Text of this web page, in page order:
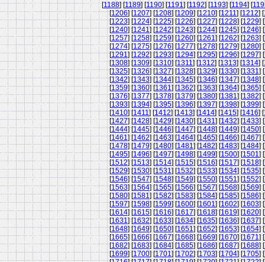
[1188] [1189] [1190] [1191] [1192] [1193] [1194] [
[1206] [1207] [1208] [1209] [1210] [1211] [1212] [
[1223] [1224] [1225] [1226] [1227] [1228] [1229] [
[1240] [1241] [1242] [1243] [1244] [1245] [1246] [
[1257] [1258] [1259] [1260] [1261] [1262] [1263] [
[1274] [1275] [1276] [1277] [1278] [1279] [1280] [
[1291] [1292] [1293] [1294] [1295] [1296] [1297] [
[1308] [1309] [1310] [1311] [1312] [1313] [1314] [
[1325] [1326] [1327] [1328] [1329] [1330] [1331] [
[1342] [1343] [1344] [1345] [1346] [1347] [1348] [
[1359] [1360] [1361] [1362] [1363] [1364] [1365] [
[1376] [1377] [1378] [1379] [1380] [1381] [1382] [
[1393] [1394] [1395] [1396] [1397] [1398] [1399] [
[1410] [1411] [1412] [1413] [1414] [1415] [1416] [
[1427] [1428] [1429] [1430] [1431] [1432] [1433] [
[1444] [1445] [1446] [1447] [1448] [1449] [1450] [
[1461] [1462] [1463] [1464] [1465] [1466] [1467] [
[1478] [1479] [1480] [1481] [1482] [1483] [1484] [
[1495] [1496] [1497] [1498] [1499] [1500] [1501] [
[1512] [1513] [1514] [1515] [1516] [1517] [1518] [
[1529] [1530] [1531] [1532] [1533] [1534] [1535] [
[1546] [1547] [1548] [1549] [1550] [1551] [1552] [
[1563] [1564] [1565] [1566] [1567] [1568] [1569] [
[1580] [1581] [1582] [1583] [1584] [1585] [1586] [
[1597] [1598] [1599] [1600] [1601] [1602] [1603] [
[1614] [1615] [1616] [1617] [1618] [1619] [1620] [
[1631] [1632] [1633] [1634] [1635] [1636] [1637] [
[1648] [1649] [1650] [1651] [1652] [1653] [1654] [
[1665] [1666] [1667] [1668] [1669] [1670] [1671] [
[1682] [1683] [1684] [1685] [1686] [1687] [1688] [
[1699] [1700] [1701] [1702] [1703] [1704] [1705] [